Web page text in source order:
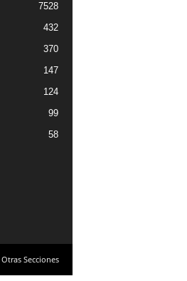
7528
432
370
147
124
99
58
Otras Secciones